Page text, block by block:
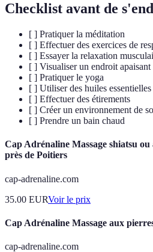
Checklist avant de
[ ] Pratiquer la méditation
[ ] Effectuer des exercices de
[ ] Essayer la relaxation
[ ] Visualiser un endroit apaisant
[ ] Pratiquer le yoga
[ ] Utiliser des huiles essentielles
[ ] Effectuer des étirements
[ ] Créer un environnement de
[ ] Prendre un bain chaud
Cap Adrénaline Massage shiatsu
près de Poitiers
cap-adrenaline.com
35.00 EURVoir le prix
Cap Adrénaline Massage aux
cap-adrenaline.com